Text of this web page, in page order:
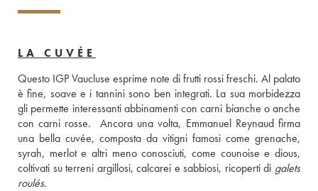
LA CUVÉE
Questo IGP Vaucluse esprime note di frutti rossi freschi. Al palato
è fine, soave e i tannini sono ben integrati. La sua morbidezza
gli permette interessanti abbinamenti con carni bianche o anche
con carni rosse.  Ancora una volta, Emmanuel Reynaud firma
una bella cuvée, composta da vitigni famosi come grenache,
syrah, merlot e altri meno conosciuti, come counoise e dious,
coltivati su terreni argillosi, calcarei e sabbiosi, ricoperti di galets
roulés.